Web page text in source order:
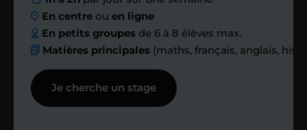
ensemble des
échanges réguliers
Afin de suivre le travail et les progrès
réalisés, votre enseignant et moi-
même vous proposons des points et
En centre ouen ligne
En petits groupes de 6 à 8 élèves max.
Matières principales (maths, français, anglais,
Je cherche un stage